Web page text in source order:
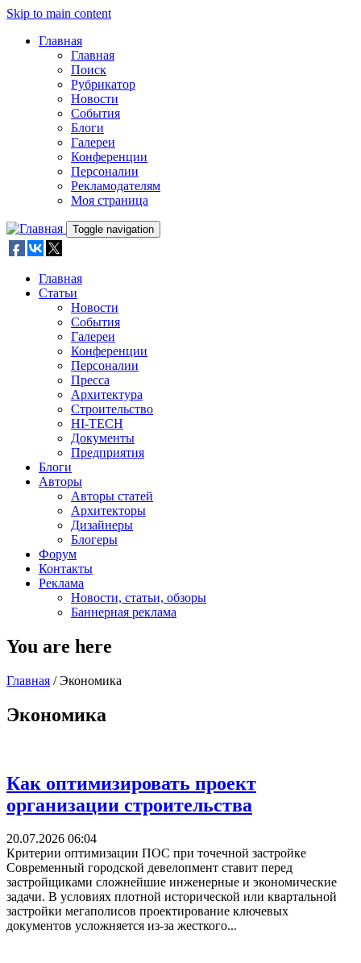
Skip to main content
Главная
Главная
Поиск
Рубрикатор
Новости
События
Блоги
Галереи
Конференции
Персоналии
Рекламодателям
Моя страница
Toggle navigation
Главная
Статьи
Новости
События
Галереи
Конференции
Персоналии
Пресса
Архитектура
Строительство
HI-TECH
Документы
Предприятия
Блоги
Авторы
Авторы статей
Архитекторы
Дизайнеры
Блогеры
Форум
Контакты
Реклама
Новости, статьи, обзоры
Баннерная реклама
You are here
Главная / Экономика
Экономика
Как оптимизировать проект
организации строительства
20.07.2026 06:04
Критерии оптимизации ПОС при точечной застройке
Современный городской девелопмент ставит перед
застройщиками сложнейшие инженерные и экономические
задачи. В условиях плотной исторической или квартальной
застройки мегаполисов проектирование ключевых
документов усложняется из-за жесткого...